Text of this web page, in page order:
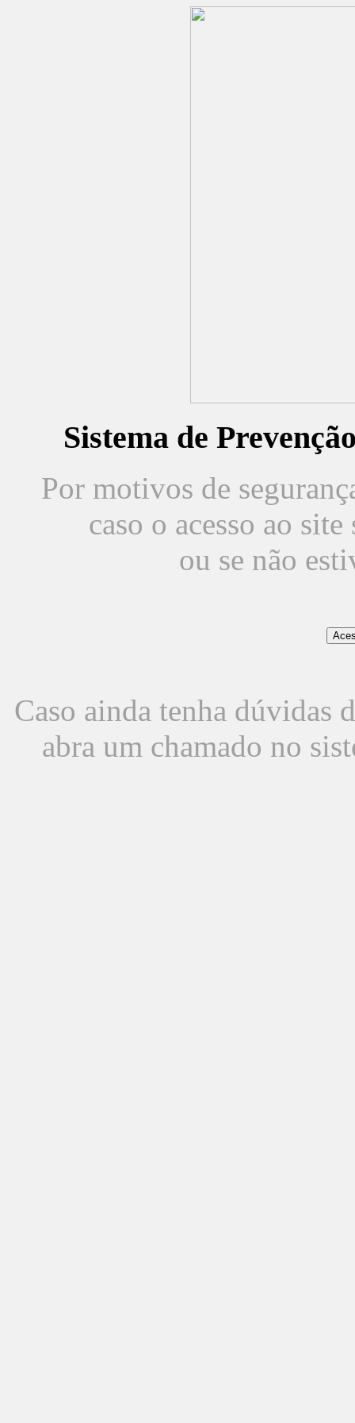
Sistema de
Por motivos de
caso o acesso ao
ou se não
Caso ainda tenha dúvidas
abra um chamado no